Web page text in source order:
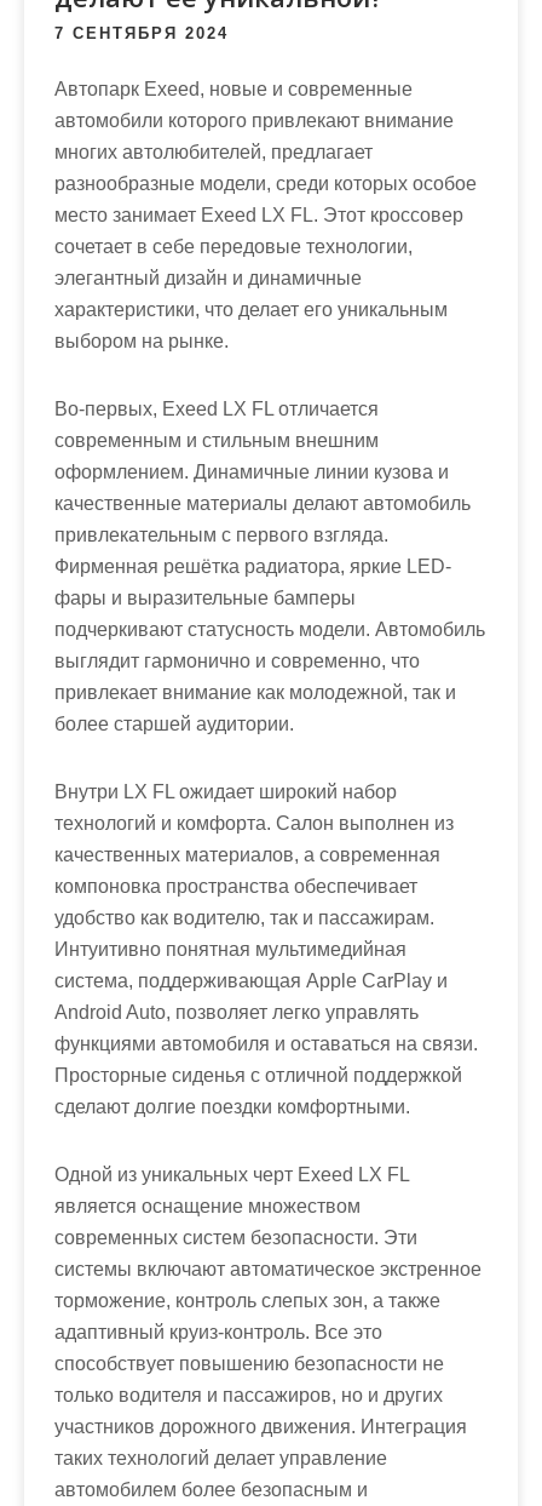
7 СЕНТЯБРЯ 2024
Автопарк Exeed, новые и современные
автомобили которого привлекают внимание
многих автолюбителей, предлагает
разнообразные модели, среди которых особое
место занимает Exeed LX FL. Этот кроссовер
сочетает в себе передовые технологии,
элегантный дизайн и динамичные
характеристики, что делает его уникальным
выбором на рынке.
Во-первых, Exeed LX FL отличается
современным и стильным внешним
оформлением. Динамичные линии кузова и
качественные материалы делают автомобиль
привлекательным с первого взгляда.
Фирменная решётка радиатора, яркие LED-
фары и выразительные бамперы
подчеркивают статусность модели. Автомобиль
выглядит гармонично и современно, что
привлекает внимание как молодежной, так и
более старшей аудитории.
Внутри LX FL ожидает широкий набор
технологий и комфорта. Салон выполнен из
качественных материалов, а современная
компоновка пространства обеспечивает
удобство как водителю, так и пассажирам.
Интуитивно понятная мультимедийная
система, поддерживающая Apple CarPlay и
Android Auto, позволяет легко управлять
функциями автомобиля и оставаться на связи.
Просторные сиденья с отличной поддержкой
сделают долгие поездки комфортными.
Одной из уникальных черт Exeed LX FL
является оснащение множеством
современных систем безопасности. Эти
системы включают автоматическое экстренное
торможение, контроль слепых зон, а также
адаптивный круиз-контроль. Все это
способствует повышению безопасности не
только водителя и пассажиров, но и других
участников дорожного движения. Интеграция
таких технологий делает управление
автомобилем более безопасным и